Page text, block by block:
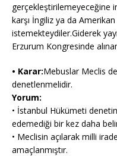
gerçekleştirilemeyeceğine
karşı İngiliz ya da
istemekteydiler.Giderek
Erzurum Kongresinde
• Karar:Mebuslar Meclis
denetlenmelidir.
Yorum:
• İstanbul Hükümeti
edemediği bir kez daha
• Meclisin açılarak milli
amaçlanmıştır.